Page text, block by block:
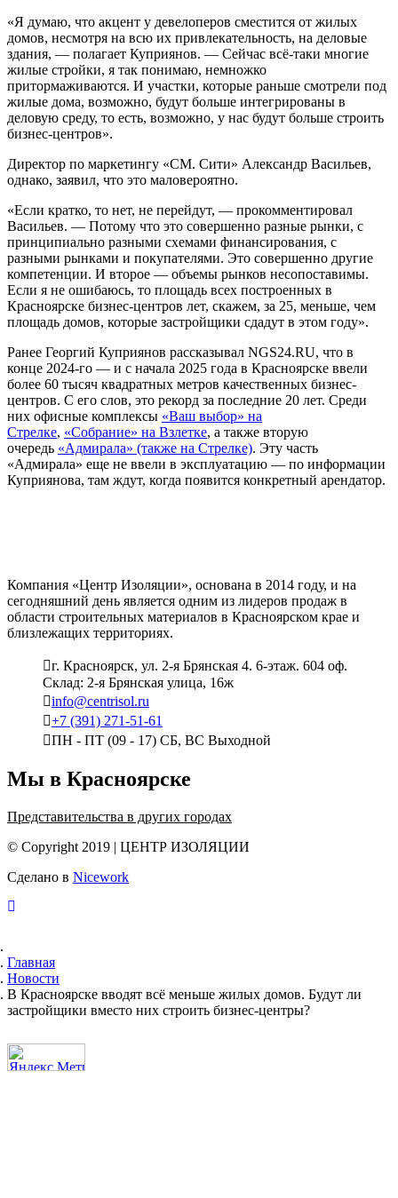
«Я думаю, что акцент у девелоперов сместится от жилых
домов, несмотря на всю их привлекательность, на деловые
здания, — полагает Куприянов. — Сейчас всё-таки многие
жилые стройки, я так понимаю, немножко
притормаживаются. И участки, которые раньше смотрели под
жилые дома, возможно, будут больше интегрированы в
деловую среду, то есть, возможно, у нас будут больше строить
бизнес-центров».
Директор по маркетингу «СМ. Сити» Александр Васильев,
однако, заявил, что это маловероятно.
«Если кратко, то нет, не перейдут, — прокомментировал
Васильев. — Потому что это совершенно разные рынки, с
принципиально разными схемами финансирования, с
разными рынками и покупателями. Это совершенно другие
компетенции. И второе — объемы рынков несопоставимы.
Если я не ошибаюсь, то площадь всех построенных в
Красноярске бизнес-центров лет, скажем, за 25, меньше, чем
площадь домов, которые застройщики сдадут в этом году».
Ранее Георгий Куприянов рассказывал NGS24.RU, что в
конце 2024-го — и с начала 2025 года в Красноярске ввели
более 60 тысяч квадратных метров качественных бизнес-
центров. С его слов, это рекорд за последние 20 лет. Среди
них офисные комплексы «Ваш выбор» на
Стрелке, «Собрание» на Взлетке, а также вторую
очередь «Адмирала» (также на Стрелке). Эту часть
«Адмирала» еще не ввели в эксплуатацию — по информации
Куприянова, там ждут, когда появится конкретный арендатор.
Компания «Центр Изоляции», основана в 2014 году, и на
сегодняшний день является одним из лидеров продаж в
области строительных материалов в Красноярском крае и
близлежащих территориях.
г. Красноярск, ул. 2-я Брянская 4. 6-этаж. 604 оф.
Склад: 2-я Брянская улица, 16ж
info@centrisol.ru
+7 (391) 271-51-61
ПН - ПТ (09 - 17) СБ, ВС Выходной
Мы в Красноярске
Представительства в других городах
© Copyright 2019 | ЦЕНТР ИЗОЛЯЦИИ
Сделано в Nicework
Главная
Новости
В Красноярске вводят всё меньше жилых домов. Будут ли
застройщики вместо них строить бизнес-центры?